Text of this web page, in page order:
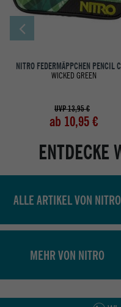
NITRO FEDERMÄPPCHEN PENCIL
WICKED GREEN
UVP 13,95 €
ab 10,95 €
ENTDECKE
ALLE ARTIKEL VON NITRO
MEHR VON NITRO